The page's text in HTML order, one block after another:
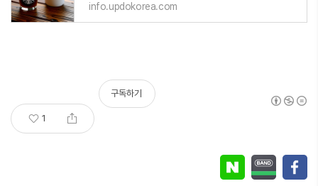
info.updokorea.com
1
구독하기